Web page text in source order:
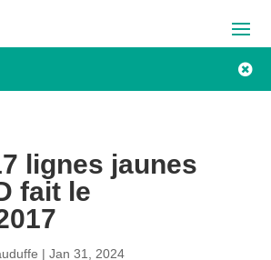

lignes jaunes
fait le
| Jan 31, 2024